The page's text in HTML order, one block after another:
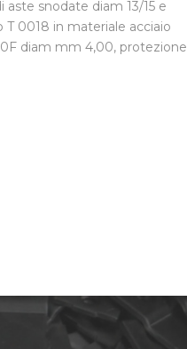
snodate diam 13/15 e
T 0018 in materiale acciaio
diam mm 4,00, protezione